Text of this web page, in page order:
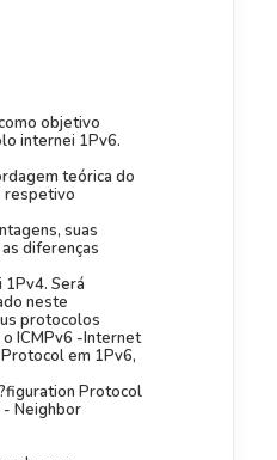
objetivo
internei 1Pv6.
teórica do
respetivo
suas
diferenças
Será
neste
protocolos
ICMPv6 -Internet
em 1Pv6,
Protocol
- Neighbor